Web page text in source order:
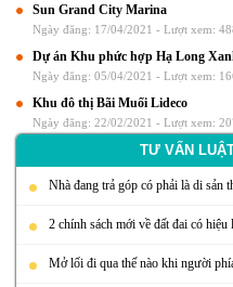
Sun Grand City Marina
Ngày đăng: 17/04/2021 -Lượt xem:
Dự án Khu phức hợp Hạ Long
Ngày đăng: 05/04/2021 -Lượt xem:
Khu đô thị Bãi Muối Lideco
Ngày đăng: 22/02/2021 -Lượt xem:
TƯ VẤN
Nhà đang trả góp có phải là di sản
2 chính sách mới về đất đai có hiệu
Mở lối đi qua thế nào khi người